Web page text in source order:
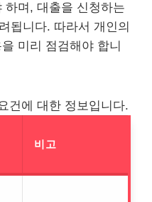
하며, 대출을 신청하는
됩니다. 따라서 개인의
미리 점검해야 합니
건에 대한 정보입니다.
비고